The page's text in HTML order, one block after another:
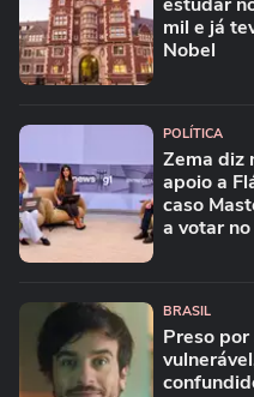
mil e já
Nobel
POLÍTICA
Zema diz
apoio a
caso
a votar
BRASIL
Preso